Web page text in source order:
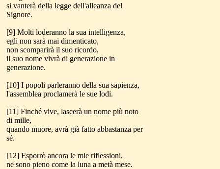
si vanterà della legge dell'alleanza del
Signore.
[9] Molti loderanno la sua intelligenza,
egli non sarà mai dimenticato,
non scomparirà il suo ricordo,
il suo nome vivrà di generazione in
generazione.
[10] I popoli parleranno della sua sapienza,
l'assemblea proclamerà le sue lodi.
[11] Finché vive, lascerà un nome più noto
di mille,
quando muore, avrà già fatto abbastanza per
sé.
[12] Esporrò ancora le mie riflessioni,
ne sono pieno come la luna a metà mese.